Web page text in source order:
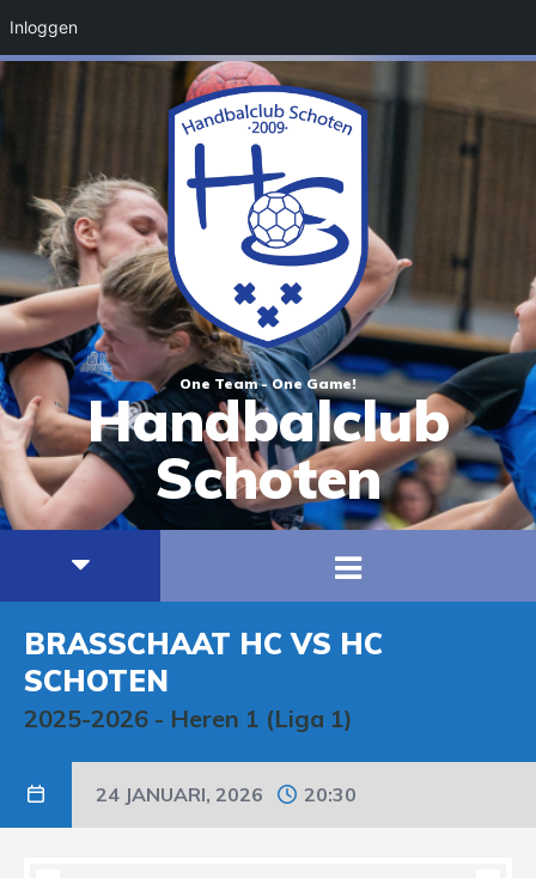
One Team - One Game!
Handbalclub
Schoten
BRASSCHAAT HC VS HC
SCHOTEN
2025-2026 - Heren 1 (Liga 1)
24 JANUARI, 2026 20:30
Inloggen